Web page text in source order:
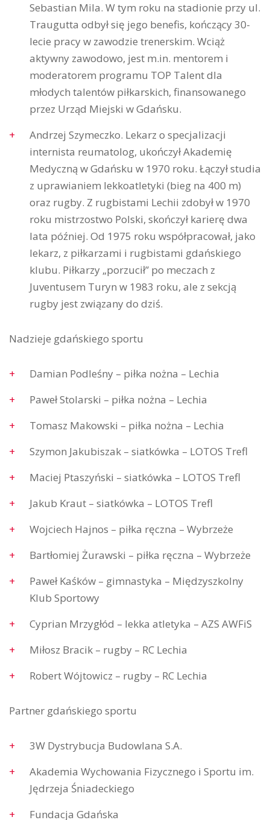
Sebastian Mila. W tym roku na stadionie przy ul.
Traugutta odbył się jego benefis, kończący 30-
lecie pracy w zawodzie trenerskim. Wciąż
aktywny zawodowo, jest m.in. mentorem i
moderatorem programu TOP Talent dla
młodych talentów piłkarskich, finansowanego
przez Urząd Miejski w Gdańsku.
Andrzej Szymeczko. Lekarz o specjalizacji
internista reumatolog, ukończył Akademię
Medyczną w Gdańsku w 1970 roku. Łączył studia
z uprawianiem lekkoatletyki (bieg na 400 m)
oraz rugby. Z rugbistami Lechii zdobył w 1970
roku mistrzostwo Polski, skończył karierę dwa
lata później. Od 1975 roku współpracował, jako
lekarz, z piłkarzami i rugbistami gdańskiego
klubu. Piłkarzy „porzucił” po meczach z
Juventusem Turyn w 1983 roku, ale z sekcją
rugby jest związany do dziś.
Nadzieje gdańskiego sportu
Damian Podleśny – piłka nożna – Lechia
Paweł Stolarski – piłka nożna – Lechia
Tomasz Makowski – piłka nożna – Lechia
Szymon Jakubiszak – siatkówka – LOTOS Trefl
Maciej Ptaszyński – siatkówka – LOTOS Trefl
Jakub Kraut – siatkówka – LOTOS Trefl
Wojciech Hajnos – piłka ręczna – Wybrzeże
Bartłomiej Żurawski – piłka ręczna – Wybrzeże
Paweł Kaśków – gimnastyka – Międzyszkolny
Klub Sportowy
Cyprian Mrzygłód – lekka atletyka – AZS AWFiS
Miłosz Bracik – rugby – RC Lechia
Robert Wójtowicz – rugby – RC Lechia
Partner gdańskiego sportu
3W Dystrybucja Budowlana S.A.
Akademia Wychowania Fizycznego i Sportu im.
Jędrzeja Śniadeckiego
Fundacja Gdańska